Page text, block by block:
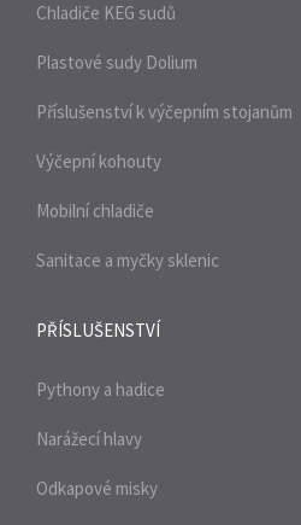
Chladiče KEG sudů
Plastové sudy Dolium
Příslušenství k výčepním stojanům
Výčepní kohouty
Mobilní chladiče
Sanitace a myčky sklenic
PŘÍSLUŠENSTVÍ
Pythony a hadice
Narážecí hlavy
Odkapové misky